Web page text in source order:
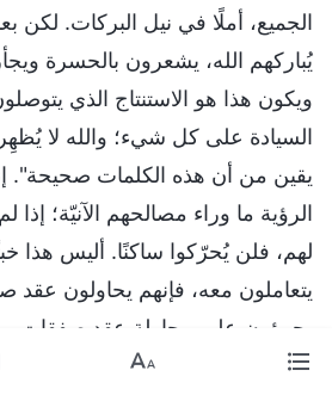
الجميع، أملًا في نيل البركات. لكن
يُباركهم الله، يشعرون بالحسرة
ويكون هذا هو الاستنتاج الذي
السيادة على كل شيء؛ والله لا
يقين من أن هذه الكلمات صحيحة".
الرؤية ما وراء مصالحهم الآنيّة؛ إذا
لهم، فلن يُحرّكوا ساكنًا. أليس هذا
يتعاملون معه، فإنهم يحاولون
يجرؤون على محاولة عقد صفقات
"أحتاج إلى رؤية بعض الاستفادة،